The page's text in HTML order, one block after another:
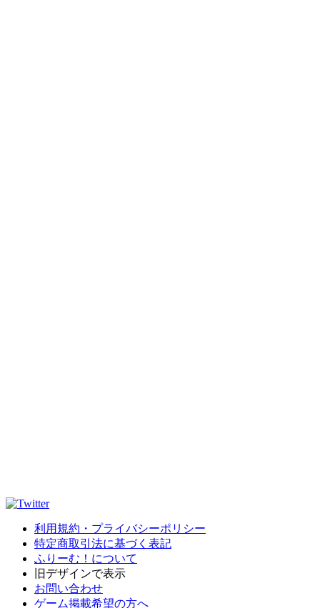
利用規約・プライバシーポリシー
特定商取引法に基づく表記
ふりーむ！について
旧デザインで表示
お問い合わせ
ゲーム掲載希望の方へ